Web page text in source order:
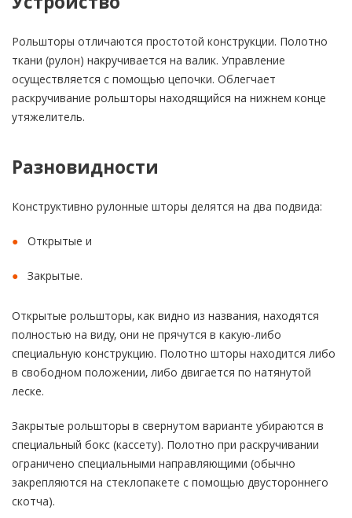
Рольшторы отличаются простотой конструкции. Полотно
ткани (рулон) накручивается на валик. Управление
осуществляется с помощью цепочки. Облегчает
раскручивание рольшторы находящийся на нижнем конце
утяжелитель.
Разновидности
Конструктивно рулонные шторы делятся на два подвида:
Открытые и
Закрытые.
Открытые рольшторы, как видно из названия, находятся
полностью на виду, они не прячутся в какую-либо
специальную конструкцию. Полотно шторы находится либо
в свободном положении, либо двигается по натянутой
леске.
Закрытые рольшторы в свернутом варианте убираются в
специальный бокс (кассету). Полотно при раскручивании
ограничено специальными направляющими (обычно
закрепляются на стеклопакете с помощью двустороннего
скотча).